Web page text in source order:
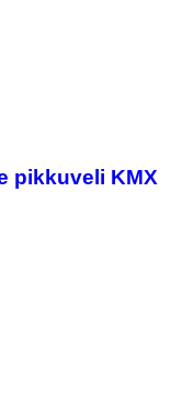
pikkuveli KMX